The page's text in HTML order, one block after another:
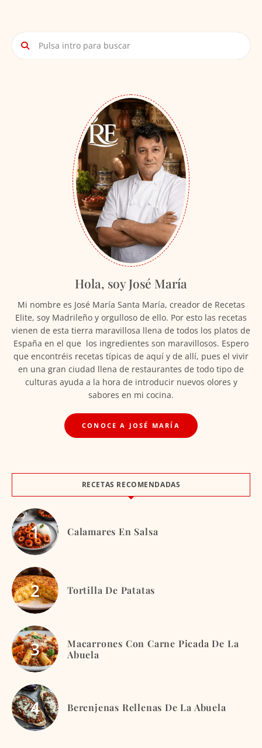
Hola, soy José María
Mi nombre es José María Santa María, creador de Recetas
Elite, soy Madrileño y orgulloso de ello. Por esto las recetas
vienen de esta tierra maravillosa llena de todos los platos de
España en el que los ingredientes son maravillosos. Espero
que encontréis recetas típicas de aquí y de allí, pues el vivir
en una gran ciudad llena de restaurantes de todo tipo de
culturas ayuda a la hora de introducir nuevos olores y
sabores en mi cocina.
CONOCE A JOSÉ MARÍA
RECETAS RECOMENDADAS
Calamares En Salsa
Tortilla De Patatas
Macarrones Con Carne Picada De La
Abuela
Berenjenas Rellenas De La Abuela